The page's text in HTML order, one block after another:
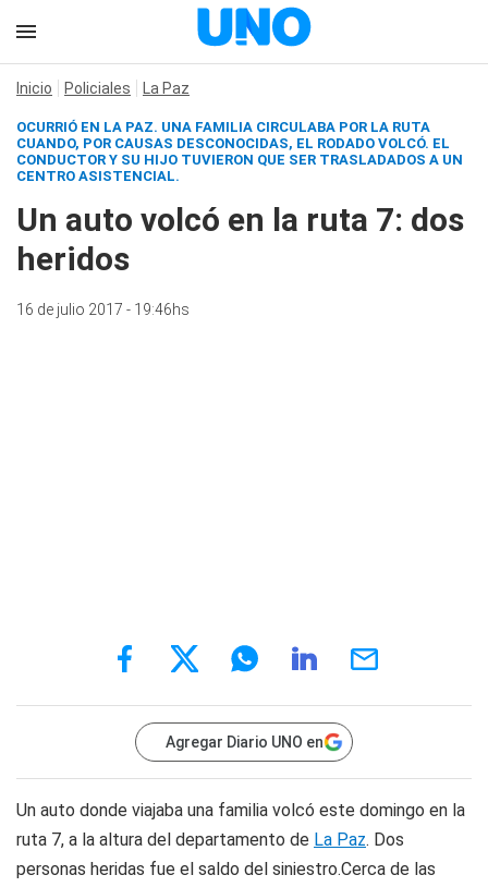
Inicio Policiales La Paz
OCURRIÓ EN LA PAZ. UNA FAMILIA CIRCULABA POR LA RUTA
CUANDO, POR CAUSAS DESCONOCIDAS, EL RODADO VOLCÓ. EL
CONDUCTOR Y SU HIJO TUVIERON QUE SER TRASLADADOS A UN
CENTRO ASISTENCIAL.
Un auto volcó en la ruta 7: dos
heridos
16 de julio 2017 - 19:46hs
Agregar Diario UNO en
Un auto donde viajaba una familia volcó este domingo en la
ruta 7, a la altura del departamento de La Paz. Dos
personas heridas fue el saldo del siniestro.Cerca de las